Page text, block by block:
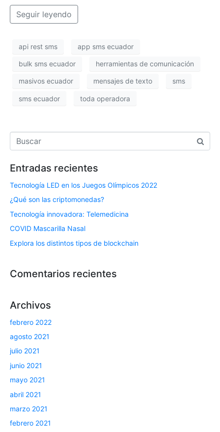
Seguir leyendo
api rest sms app sms ecuador
bulk sms ecuador herramientas de comunicación
masivos ecuador mensajes de texto sms
sms ecuador toda operadora
Entradas recientes
Tecnología LED en los Juegos Olímpicos 2022
¿Qué son las criptomonedas?
Tecnología innovadora: Telemedicina
COVID Mascarilla Nasal
Explora los distintos tipos de blockchain
Comentarios recientes
Archivos
febrero 2022
agosto 2021
julio 2021
junio 2021
mayo 2021
abril 2021
marzo 2021
febrero 2021